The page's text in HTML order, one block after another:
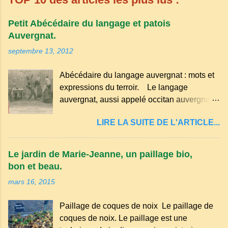
Petit Abécédaire du langage et patois
Auvergnat.
septembre 13, 2012
Abécédaire du langage auvergnat : mots et
expressions du terroir. Le langage
auvergnat, aussi appelé occitan auvergnat ,
principalement en Auvergne et dans
certaines parties du Massif central . Il
et est classé parmi les dialectes du nord-
Par exemple, on trouve des mots typiques
comme "agourer" (s'accroupir) ou "aze"
LIRE LA SUITE DE L'ARTICLE...
Le jardin de Marie-Jeanne, un paillage bio,
bon et beau.
mars 16, 2015
Paillage de coques de noix Le paillage de
coques de noix. Le paillage est une